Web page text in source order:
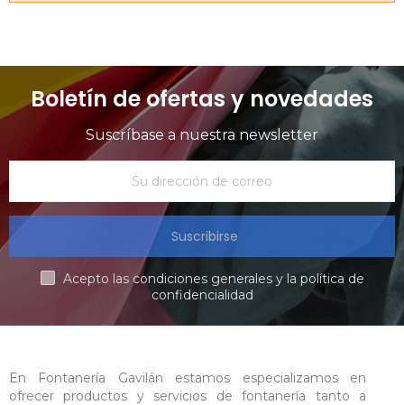
Boletín de ofertas y novedades
Suscríbase a nuestra newsletter
Suscribirse
Acepto las condiciones generales y la política de
confidencialidad
En Fontanería Gavilán estamos especializamos en
ofrecer productos y servicios de fontanería tanto a